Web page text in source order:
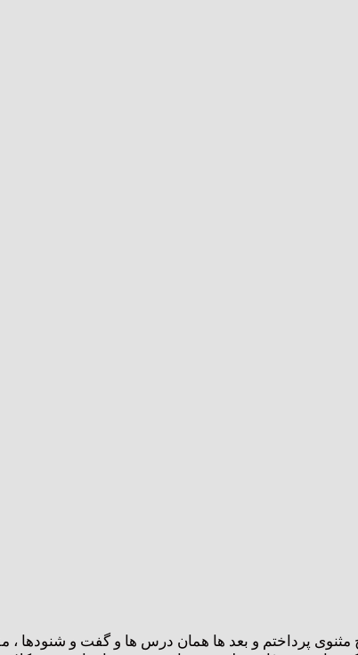
پرداختم و بعد ها همان درس ها و گفت و شنودها ،